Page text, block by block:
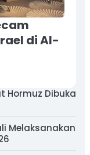
di Al-
Hormuz Dibuka
Melaksanakan